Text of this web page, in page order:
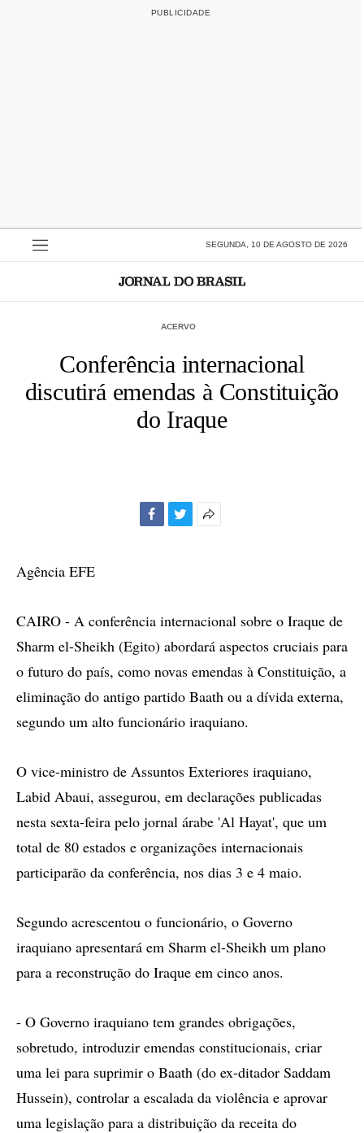
SEGUNDA, 10 DE AGOSTO DE 2026
ACERVO
Conferência internacional
discutirá emendas à Constituição
do Iraque
Agência EFE
CAIRO - A conferência internacional sobre o Iraque de
Sharm el-Sheikh (Egito) abordará aspectos cruciais para
o futuro do país, como novas emendas à Constituição, a
eliminação do antigo partido Baath ou a dívida externa,
segundo um alto funcionário iraquiano.
O vice-ministro de Assuntos Exteriores iraquiano,
Labid Abaui, assegurou, em declarações publicadas
nesta sexta-feira pelo jornal árabe 'Al Hayat', que um
total de 80 estados e organizações internacionais
participarão da conferência, nos dias 3 e 4 maio.
Segundo acrescentou o funcionário, o Governo
iraquiano apresentará em Sharm el-Sheikh um plano
para a reconstrução do Iraque em cinco anos.
- O Governo iraquiano tem grandes obrigações,
sobretudo, introduzir emendas constitucionais, criar
uma lei para suprimir o Baath (do ex-ditador Saddam
Hussein), controlar a escalada da violência e aprovar
uma legislação para a distribuição da receita do